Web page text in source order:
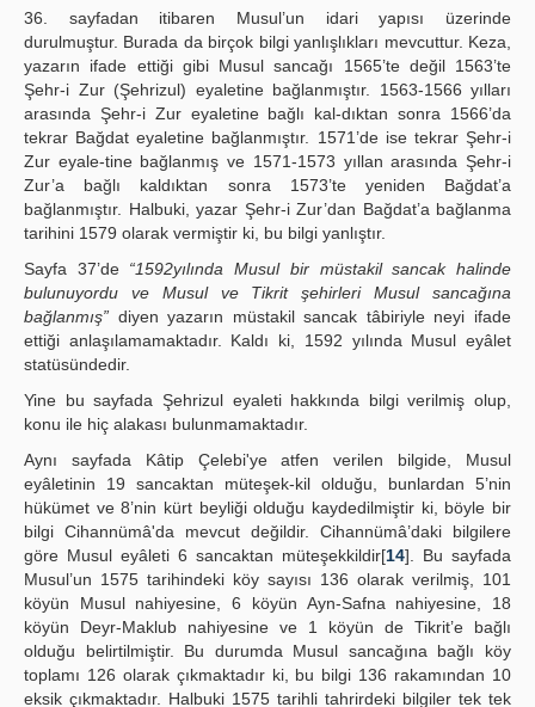
36. sayfadan itibaren Musul’un idari yapısı üzerinde
durulmuştur. Burada da birçok bilgi yanlışlıkları mevcuttur. Keza,
yazarın ifade ettiği gibi Musul sancağı 1565’te değil 1563’te
Şehr-i Zur (Şehrizul) eyaletine bağlanmıştır. 1563-1566 yılları
arasında Şehr-i Zur eyaletine bağlı kal-dıktan sonra 1566’da
tekrar Bağdat eyaletine bağlanmıştır. 1571’de ise tekrar Şehr-i
Zur eyale-tine bağlanmış ve 1571-1573 yıllan arasında Şehr-i
Zur’a bağlı kaldıktan sonra 1573’te yeniden Bağdat’a
bağlanmıştır. Halbuki, yazar Şehr-i Zur’dan Bağdat’a bağlanma
tarihini 1579 olarak vermiştir ki, bu bilgi yanlıştır.
Sayfa 37’de “1592yılında Musul bir müstakil sancak halinde
bulunuyordu ve Musul ve Tikrit şehirleri Musul sancağına
bağlanmış” diyen yazarın müstakil sancak tâbiriyle neyi ifade
ettiği anlaşılamamaktadır. Kaldı ki, 1592 yılında Musul eyâlet
statüsündedir.
Yine bu sayfada Şehrizul eyaleti hakkında bilgi verilmiş olup,
konu ile hiç alakası bulunmamaktadır.
Aynı sayfada Kâtip Çelebi'ye atfen verilen bilgide, Musul
eyâletinin 19 sancaktan müteşek-kil olduğu, bunlardan 5’nin
hükümet ve 8’nin kürt beyliği olduğu kaydedilmiştir ki, böyle bir
bilgi Cihannümâ'da mevcut değildir. Cihannümâ’daki bilgilere
göre Musul eyâleti 6 sancaktan müteşekkildir[14]. Bu sayfada
Musul’un 1575 tarihindeki köy sayısı 136 olarak verilmiş, 101
köyün Musul nahiyesine, 6 köyün Ayn-Safna nahiyesine, 18
köyün Deyr-Maklub nahiyesine ve 1 köyün de Tikrit’e bağlı
olduğu belirtilmiştir. Bu durumda Musul sancağına bağlı köy
toplamı 126 olarak çıkmaktadır ki, bu bilgi 136 rakamından 10
eksik çıkmaktadır. Halbuki 1575 tarihli tahrirdeki bilgiler tek tek